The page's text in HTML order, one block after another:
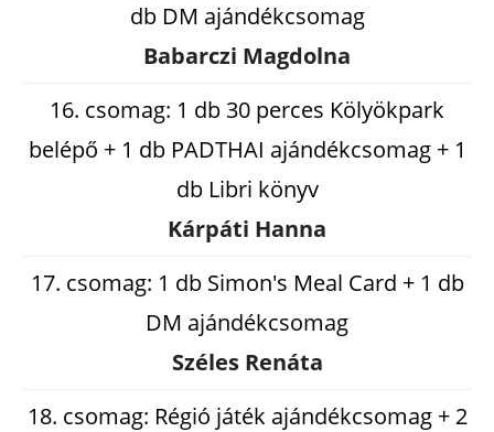
db DM ajándékcsomag
Babarczi Magdolna
16. csomag: 1 db 30 perces Kölyökpark
belépő + 1 db PADTHAI ajándékcsomag + 1
db Libri könyv
Kárpáti Hanna
17. csomag: 1 db Simon's Meal Card + 1 db
DM ajándékcsomag
Széles Renáta
18. csomag: Régió játék ajándékcsomag + 2